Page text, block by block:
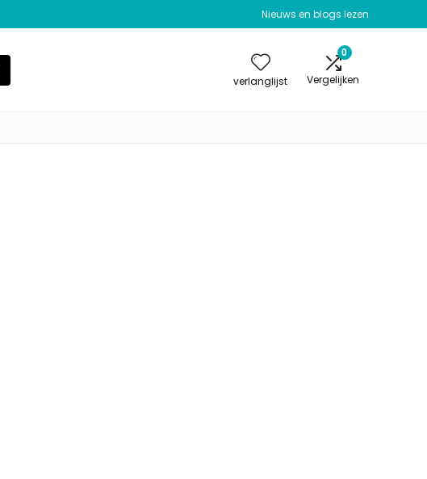
Nieuws en blogs lezen
verlanglijst
0
Vergelijken